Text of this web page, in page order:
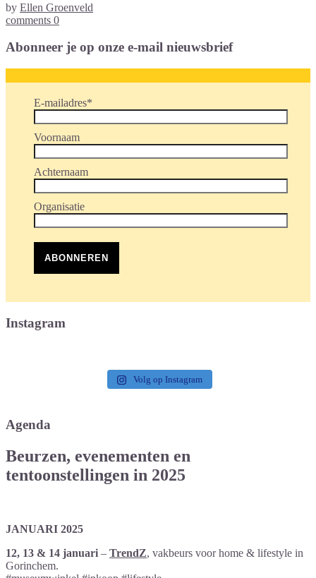
by Ellen Groenveld
comments 0
Abonneer je op onze e-mail nieuwsbrief
E-mailadres*
Voornaam
Achternaam
Organisatie
ABONNEREN
Instagram
Volg op Instagram
Agenda
Beurzen, evenementen en
tentoonstellingen in 2025
JANUARI 2025
12, 13 & 14 januari – TrendZ, vakbeurs voor home & lifestyle in
Gorinchem.